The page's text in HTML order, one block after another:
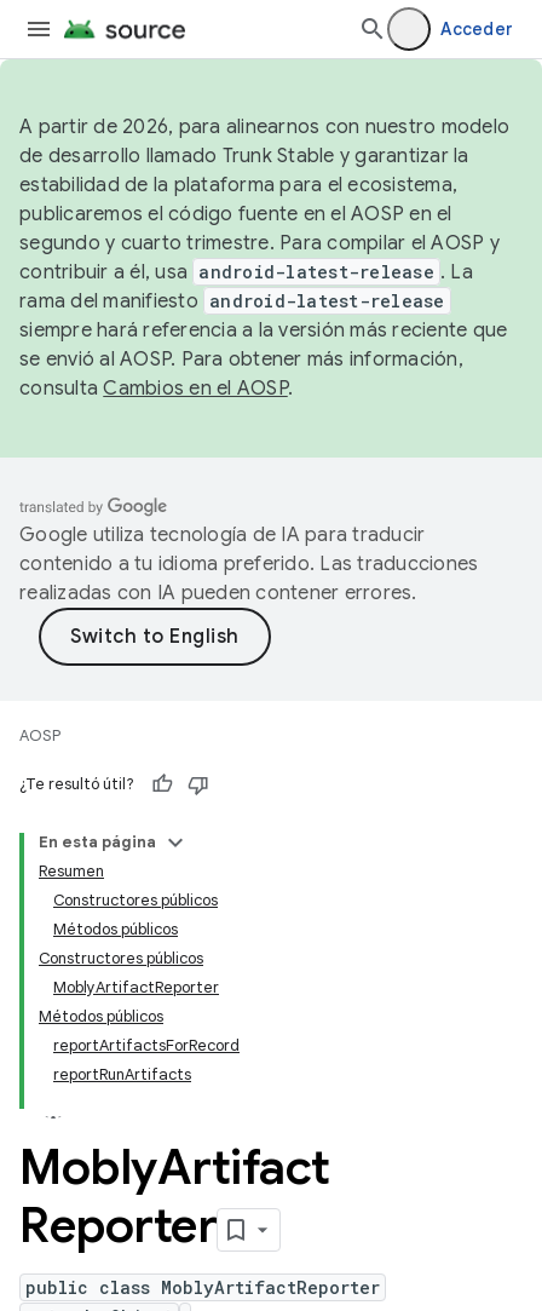
Acceder
A partir de 2026, para alinearnos con nuestro modelo
de desarrollo llamado Trunk Stable y garantizar la
estabilidad de la plataforma para el ecosistema,
publicaremos el código fuente en el AOSP en el
segundo y cuarto trimestre. Para compilar el AOSP y
contribuir a él, usa android-latest-release . La
rama del manifiesto android-latest-release
siempre hará referencia a la versión más reciente que
se envió al AOSP. Para obtener más información,
consultaCambios en el AOSP.
Google utiliza tecnología de IA para traducir
contenido a tu idioma preferido. Las traducciones
realizadas con IA pueden contener errores.
AOSP
¿Te resultó útil?
En esta página
Resumen
Constructores públicos
Métodos públicos
Constructores públicos
MoblyArtifactReporter
Métodos públicos
reportArtifactsForRecord
reportRunArtifacts
MoblyArtifact
Reporter
public class MoblyArtifactReporter